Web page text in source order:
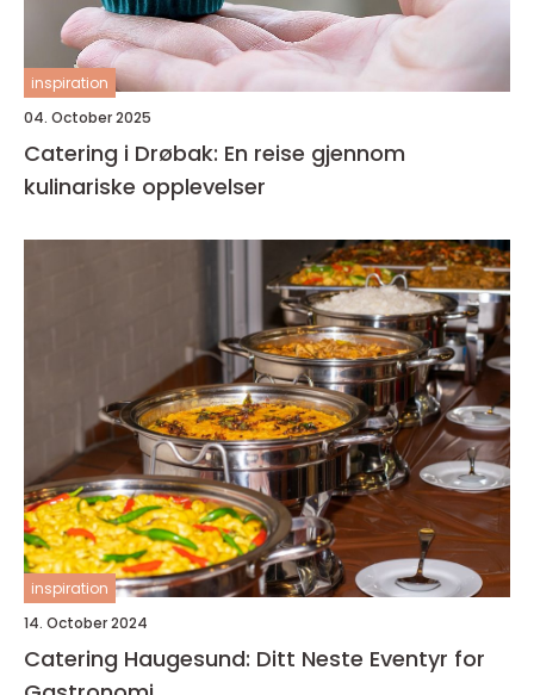
inspiration
04. October 2025
Catering i Drøbak: En reise gjennom
kulinariske opplevelser
inspiration
14. October 2024
Catering Haugesund: Ditt Neste Eventyr for